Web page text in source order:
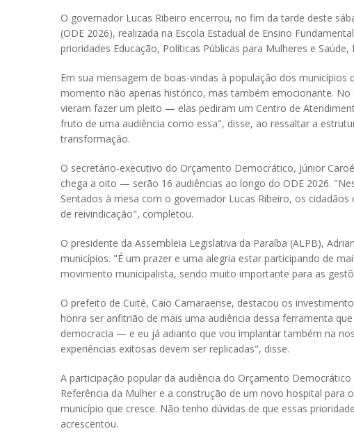
O governador Lucas Ribeiro encerrou, no fim da tarde deste
(ODE 2026), realizada na Escola Estadual de Ensino
prioridades Educação, Políticas Públicas para Mulheres e
Em sua mensagem de boas-vindas à população dos
momento não apenas histórico, mas também emocionante.
vieram fazer um pleito — elas pediram um Centro de
fruto de uma audiência como essa", disse, ao ressaltar a
transformação.
O secretário-executivo do Orçamento Democrático, Júnior
chega a oito — serão 16 audiências ao longo do ODE 2026.
Sentados à mesa com o governador Lucas Ribeiro, os
de reivindicação", completou.
O presidente da Assembleia Legislativa da Paraíba (ALPB),
municípios. "É um prazer e uma alegria estar participando de
movimento municipalista, sendo muito importante para as
O prefeito de Cuité, Caio Camaraense, destacou os
honra ser anfitrião de mais uma audiência dessa ferramenta
democracia — e eu já adianto que vou implantar também na
experiências exitosas devem ser replicadas", disse.
A participação popular da audiência do Orçamento
Referência da Mulher e a construção de um novo hospital
município que cresce. Não tenho dúvidas de que essas
acrescentou.